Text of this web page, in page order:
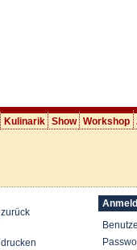
Kulinarik Show Workshop
zurück
drucken